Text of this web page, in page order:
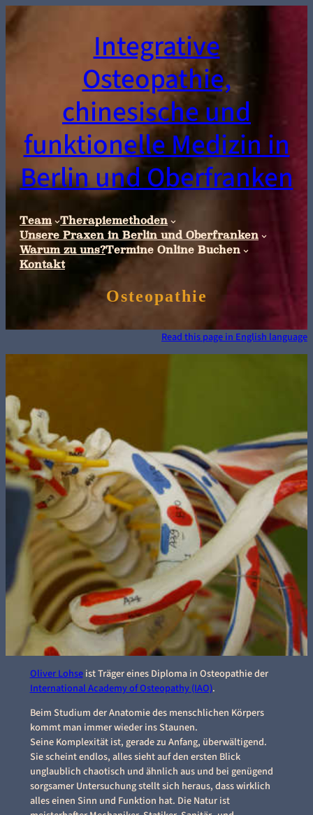
Integrative
Osteopathie,
chinesische und
funktionelle Medizin in
Berlin und Oberfranken
Team
Therapiemethoden
Unsere Praxen in Berlin und Oberfranken
Warum zu uns?Termine Online Buchen
Kontakt
Osteopathie
Read this page in English language
Oliver Lohseist Träger eines Diploma in Osteopathie der
International Academy of Osteopathy (IAO).
Beim Studium der Anatomie des menschlichen Körpers
kommt man immer wieder ins Staunen.
Seine Komplexität ist, gerade zu Anfang, überwältigend.
Sie scheint endlos, alles sieht auf den ersten Blick
unglaublich chaotisch und ähnlich aus und bei genügend
sorgsamer Untersuchung stellt sich heraus, dass wirklich
alles einen Sinn und Funktion hat. Die Natur ist